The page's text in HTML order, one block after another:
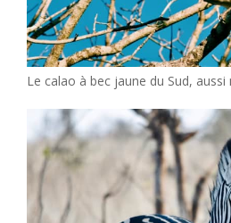
Le calao à bec jaune du Sud, aussi